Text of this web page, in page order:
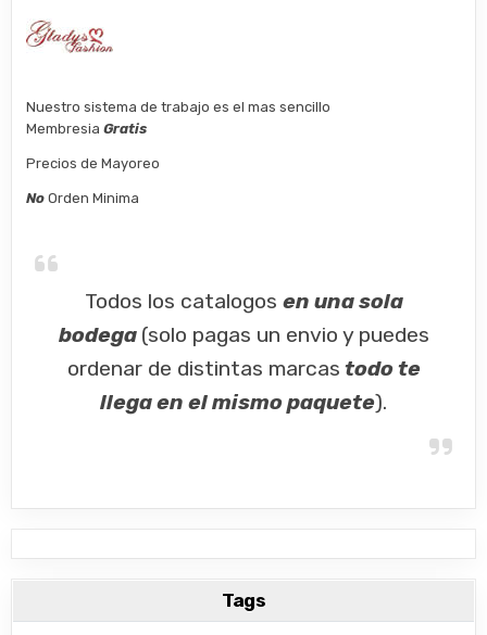
Nuestro sistema de trabajo es el mas sencillo
MembresiaGratis
Precios de Mayoreo
No Orden Minima
Todos los catalogos en una sola
bodega (solo pagas un envio y puedes
ordenar de distintas marcas todo te
llega en el mismo paquete).
Tags